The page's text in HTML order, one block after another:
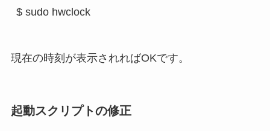
$ sudo hwclock
現在の時刻が表示されればOKです。
起動スクリプトの修正